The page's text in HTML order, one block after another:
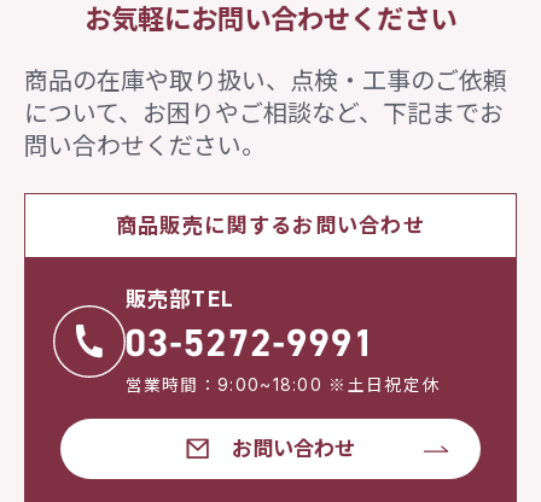
お気軽にお問い合わせください
商品の在庫や取り扱い、点検・工事のご依頼
について、 お困りやご相談など、下記までお
問い合わせください。
商品販売に関するお問い合わせ
販売部TEL
営業時間：9:00~18:00 ※土日祝定休
お問い合わせ